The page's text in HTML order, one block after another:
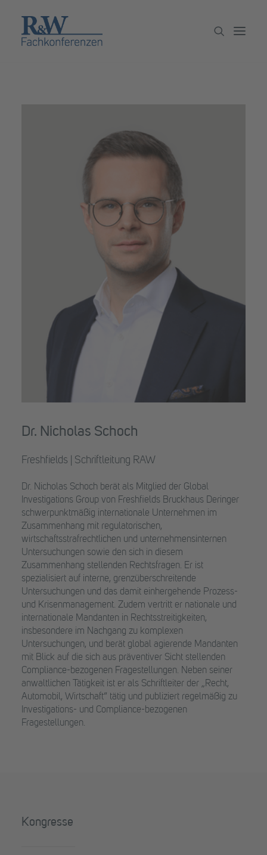
Newsletter
Dr. Nicholas Schoch
Freshfields | Schriftleitung RAW
Dr. Nicholas Schoch berät als Mitglied der Global
Investigations Group von Freshfields Bruckhaus Deringer
schwerpunktmäßig internationale Unternehmen im
Zusammenhang mit regulatorischen,
wirtschaftsstrafrechtlichen und unternehmensinternen
Untersuchungen sowie den sich in diesem
Zusammenhang stellenden Rechtsfragen. Er ist
spezialisiert auf interne, grenzüberschreitende
Untersuchungen und das damit einhergehende Prozess-
und Krisenmanagement. Zudem vertritt er nationale und
internationale Mandanten in Rechtsstreitigkeiten,
insbesondere im Nachgang zu komplexen
Untersuchungen, und berät global agierende Mandanten
mit Blick auf die sich aus präventiver Sicht stellenden
Compliance-bezogenen Fragestellungen. Neben seiner
anwaltlichen Tätigkeit ist er als Schriftleiter der „Recht,
Automobil, Wirtschaft“ tätig und publiziert regelmäßig zu
Investigations- und Compliance-bezogenen
Fragestellungen.
Kongresse